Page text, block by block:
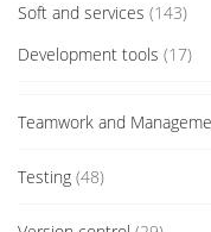
Soft and services (143)
Development tools (17)
Teamwork and
Testing (48)